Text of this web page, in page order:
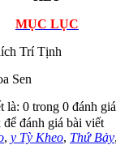
MỤC LỤC
Trí Tịnh
Sen
là: 0 trong 0 đánh giá
đánh giá bài viết
, y Tỳ Kheo, Thứ Bảy,